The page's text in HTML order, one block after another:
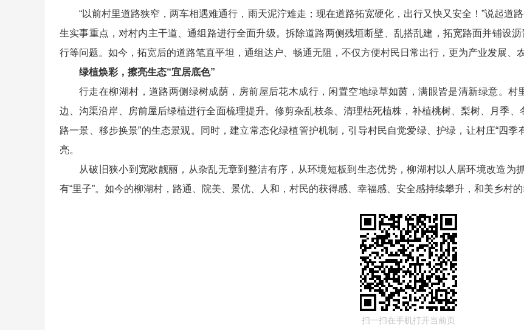
“以前村里道路狭窄，两车相遇难通行，雨天泥泞难走；现在道路拓宽硬化，出行又快又安全！”说起道
生实事重点，对村内主干道、通组路进行全面升级。拆除道路两侧残垣断壁、乱搭乱建，拓宽路面并铺设
行等问题。如今，拓宽后的道路笔直平坦，通组达户、畅通无阻，不仅方便村民日常出行，更为产业发展、农
绿植焕彩，擦亮生态“宜居底色”
行走在柳湖村，道路两侧绿树成荫，房前屋后花木成行，闲置空地绿草如茵，满眼皆是清新绿意。
边、沟渠沿岸、房前屋后绿植进行全面梳理提升。修剪杂乱枝条、清理枯死植株，补植桃树、梨树、月季
路一景、移步换景”的生态景观。同时，建立常态化绿植管护机制，引导村民自觉爱绿、护绿，让村庄“四
亮。
从破旧狭小到宽敞靓丽，从杂乱无章到整洁有序，从环境短板到生态优势，柳湖村以人居环境改造为
有“里子”。如今的柳湖村，路通、院美、景优、人和，村民的获得感、幸福感、安全感持续攀升，和美乡村
扫一扫在手机打开当前页